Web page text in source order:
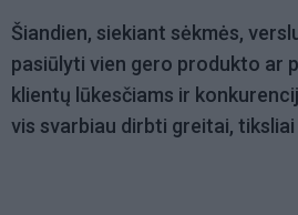
Šiandien, siekiant sėkmės,
pasiūlyti vien gero produkto ar
klientų lūkesčiams ir
vis svarbiau dirbti greitai,